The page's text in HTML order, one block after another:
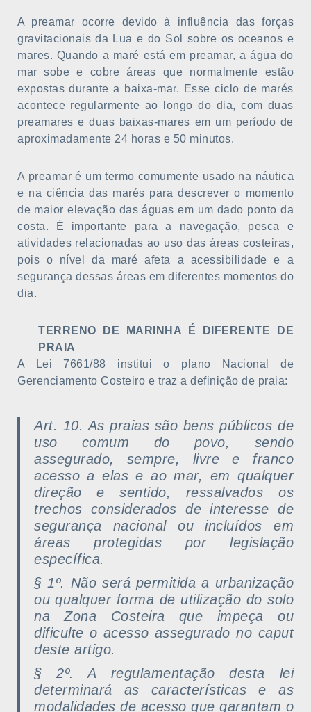
A preamar ocorre devido à influência das forças
gravitacionais da Lua e do Sol sobre os oceanos e
mares. Quando a maré está em preamar, a água do
mar sobe e cobre áreas que normalmente estão
expostas durante a baixa-mar. Esse ciclo de marés
acontece regularmente ao longo do dia, com duas
preamares e duas baixas-mares em um período de
aproximadamente 24 horas e 50 minutos.
A preamar é um termo comumente usado na náutica
e na ciência das marés para descrever o momento
de maior elevação das águas em um dado ponto da
costa. É importante para a navegação, pesca e
atividades relacionadas ao uso das áreas costeiras,
pois o nível da maré afeta a acessibilidade e a
segurança dessas áreas em diferentes momentos do
dia.
TERRENO DE MARINHA É DIFERENTE DE
PRAIA
A Lei 7661/88 institui o plano Nacional de
Gerenciamento Costeiro e traz a definição de praia:
Art. 10. As praias são bens públicos de
uso comum do povo, sendo
assegurado, sempre, livre e franco
acesso a elas e ao mar, em qualquer
direção e sentido, ressalvados os
trechos considerados de interesse de
segurança nacional ou incluídos em
áreas protegidas por legislação
específica.
§ 1º. Não será permitida a urbanização
ou qualquer forma de utilização do solo
na Zona Costeira que impeça ou
dificulte o acesso assegurado no caput
deste artigo.
§ 2º. A regulamentação desta lei
determinará as características e as
modalidades de acesso que garantam o